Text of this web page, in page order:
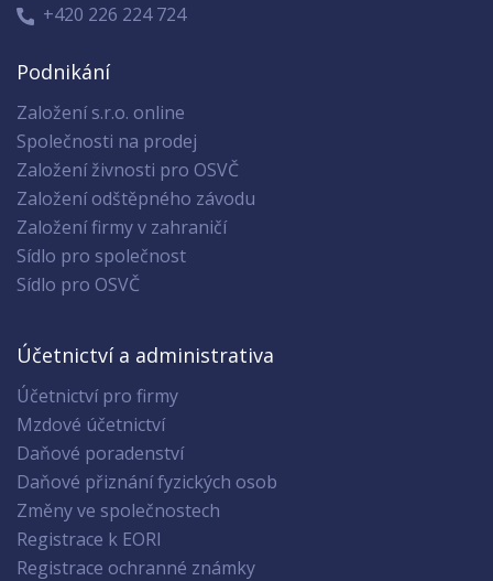
+420 226 224 724
Podnikání
Založení s.r.o. online
Společnosti na prodej
Založení živnosti pro OSVČ
Založení odštěpného závodu
Založení firmy v zahraničí
Sídlo pro společnost
Sídlo pro OSVČ
Účetnictví a administrativa
Účetnictví pro firmy
Mzdové účetnictví
Daňové poradenství
Daňové přiznání fyzických osob
Změny ve společnostech
Registrace k EORI
Registrace ochranné známky